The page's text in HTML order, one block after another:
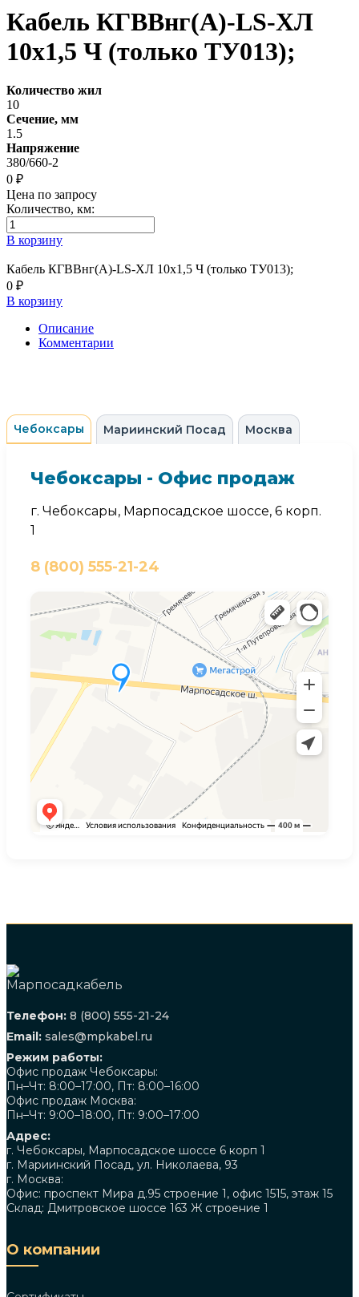
Кабель КГВВнг(А)-LS-ХЛ
10х1,5 Ч (только ТУ013);
Количество жил
10
Сечение, мм
1.5
Напряжение
380/660-2
0 ₽
Цена по запросу
Количество, км:
В корзину
Кабель КГВВнг(А)-LS-ХЛ 10х1,5 Ч (только ТУ013);
0 ₽
В корзину
Описание
Комментарии
Чебоксары Мариинский Посад Москва
Чебоксары - Офис продаж
г. Чебоксары, Марпосадское шоссе, 6 корп.
1
8 (800) 555-21-24
Телефон: 8 (800) 555-21-24
Email: sales@mpkabel.ru
Режим работы:
Офис продаж Чебоксары:
Пн–Чт: 8:00–17:00, Пт: 8:00–16:00
Офис продаж Москва:
Пн–Чт: 9:00–18:00, Пт: 9:00–17:00
Адрес:
г. Чебоксары, Марпосадское шоссе 6 корп 1
г. Мариинский Посад, ул. Николаева, 93
г. Москва:
Офис: проспект Мира д.95 строение 1, офис 1515, этаж 15
Склад: Дмитровское шоссе 163 Ж строение 1
О компании